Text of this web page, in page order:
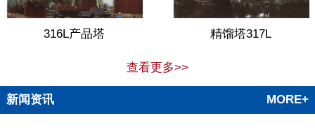
316L产品塔 精馏塔317L
查看更多>>
新闻资讯 MORE+